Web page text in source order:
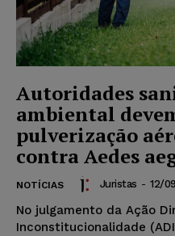
Autoridades
ambiental
pulverização
contra Aedes
NOTÍCIAS Juristas - 12/
No julgamento da Ação
Inconstitucionalidade